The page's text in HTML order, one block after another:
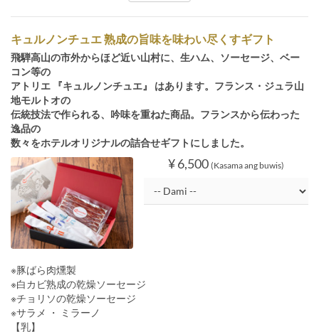
キュルノンチュエ 熟成の旨味を味わい尽くすギフト
飛騨高山の市外からほど近い山村に、生ハム、ソーセージ、ベー
コン等の
アトリエ 『キュルノンチュエ』 はあります。フランス・ジュラ山
地モルトオの
伝統技法で作られる、吟味を重ねた商品。フランスから伝わった
逸品の
数々をホテルオリジナルの詰合せギフトにしました。
¥ 6,500 (Kasama ang buwis)
※豚ばら肉燻製
※白カビ熟成の乾燥ソーセージ
※チョリソの乾燥ソーセージ
※サラメ ・ ミラーノ
【乳】